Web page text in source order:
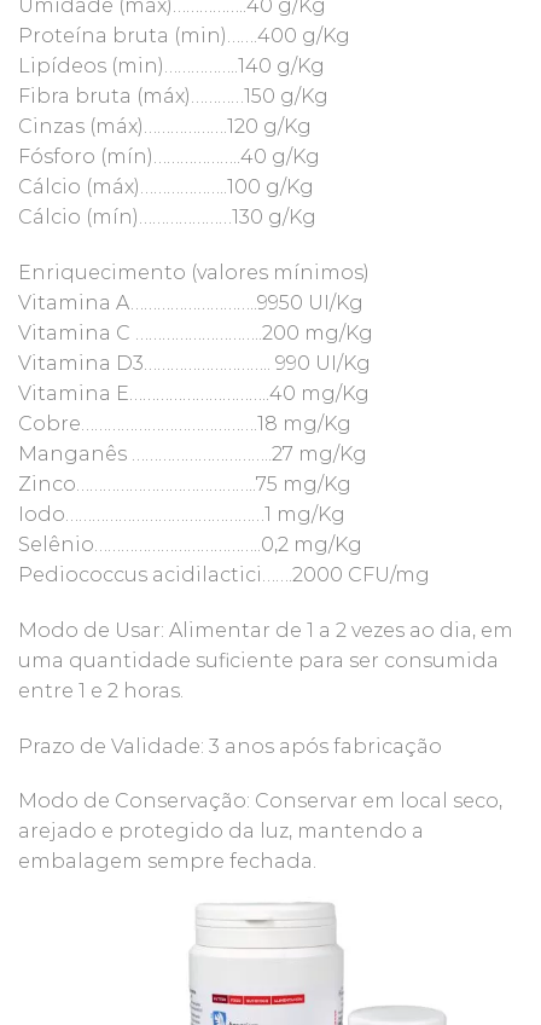
Umidade (máx)……………..40 g/Kg
Proteína bruta (min)…….400 g/Kg
Lipídeos (min)……………..140 g/Kg
Fibra bruta (máx)…………150 g/Kg
Cinzas (máx)……………….120 g/Kg
Fósforo (mín)………………..40 g/Kg
Cálcio (máx)………………..100 g/Kg
Cálcio (mín)…………………130 g/Kg
Enriquecimento (valores mínimos)
Vitamina A………………………..9950 UI/Kg
Vitamina C ………………………..200 mg/Kg
Vitamina D3……………………….. 990 UI/Kg
Vitamina E…………………………..40 mg/Kg
Cobre………………………………….18 mg/Kg
Manganês …………………………..27 mg/Kg
Zinco…………………………………..75 mg/Kg
Iodo………………………………………1 mg/Kg
Selênio………………………………..0,2 mg/Kg
Pediococcus acidilactici…….2000 CFU/mg
Modo de Usar: Alimentar de 1 a 2 vezes ao dia, em
uma quantidade suficiente para ser consumida
entre 1 e 2 horas.
Prazo de Validade: 3 anos após fabricação
Modo de Conservação: Conservar em local seco,
arejado e protegido da luz, mantendo a
embalagem sempre fechada.